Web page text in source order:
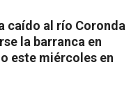
caído al río Coronda
la barranca en
este miércoles en